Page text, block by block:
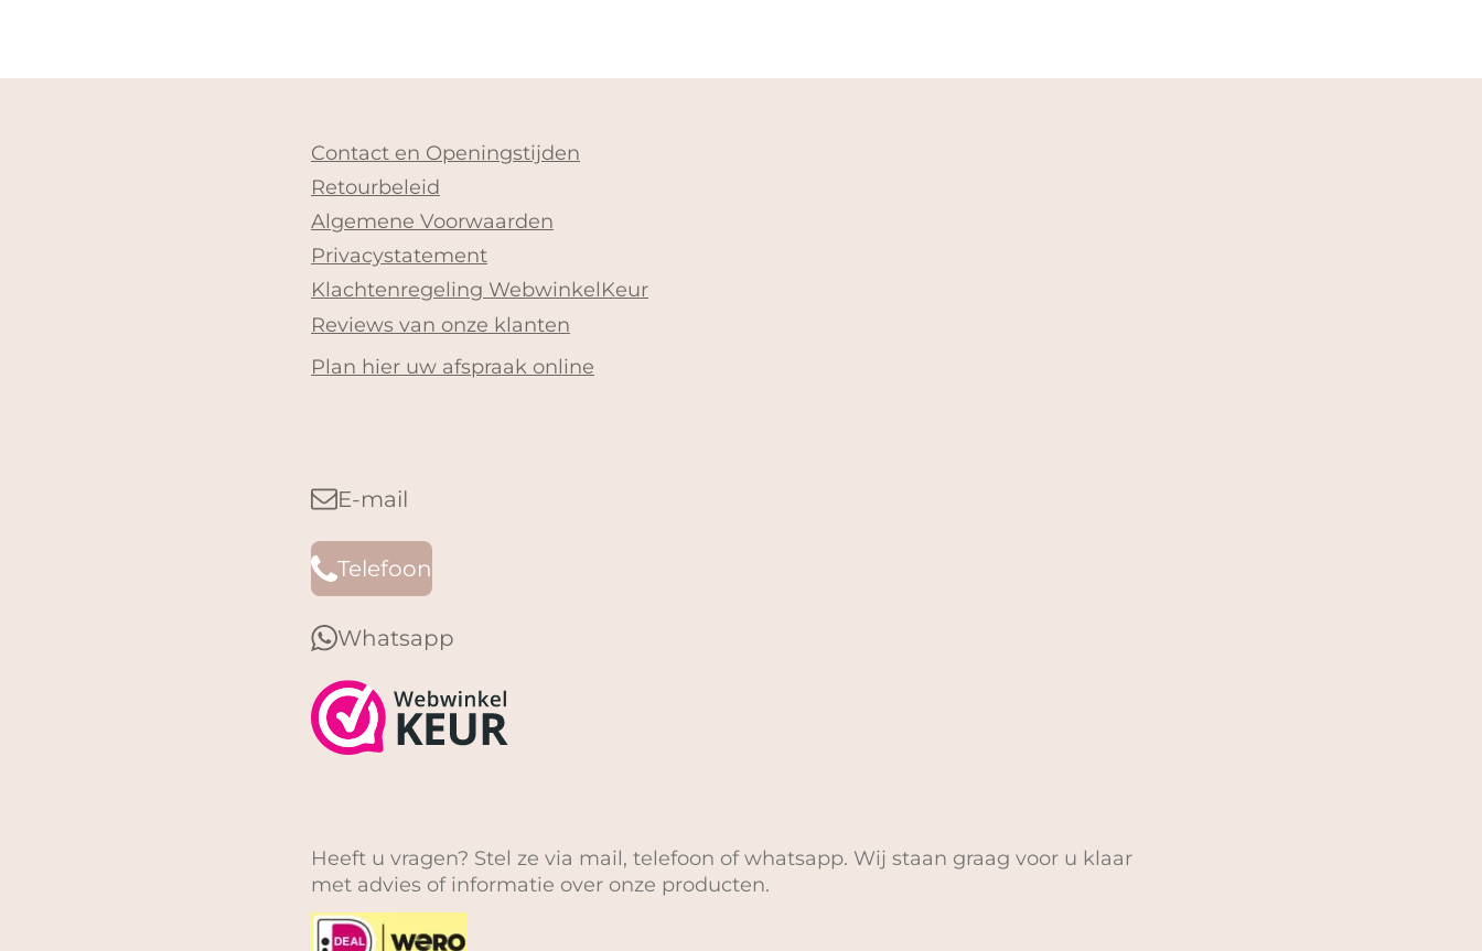
Contact en Openingstijden
Retourbeleid
Algemene Voorwaarden
Privacystatement
Klachtenregeling WebwinkelKeur
Reviews van onze klanten
Plan hier uw afspraak online
E-mail
Telefoon
Whatsapp
Heeft u vragen? Stel ze via mail, telefoon of whatsapp. Wij staan graag voor u klaar
met advies of informatie over onze producten.